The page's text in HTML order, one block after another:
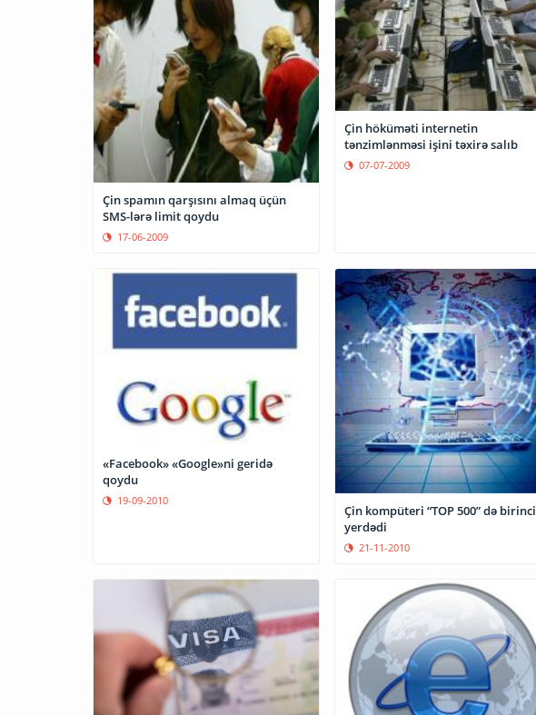
Çin spamın qarşısını almaq üçün
SMS-lərə limit qoydu
17-06-2009
Çin höküməti internetin
tənzimlənməsi işini təxirə salıb
07-07-2009
«Facebook» «Google»ni geridə
qoydu
19-09-2010
Çin kompüteri “TOP 500” də birinci
yerdədi
21-11-2010